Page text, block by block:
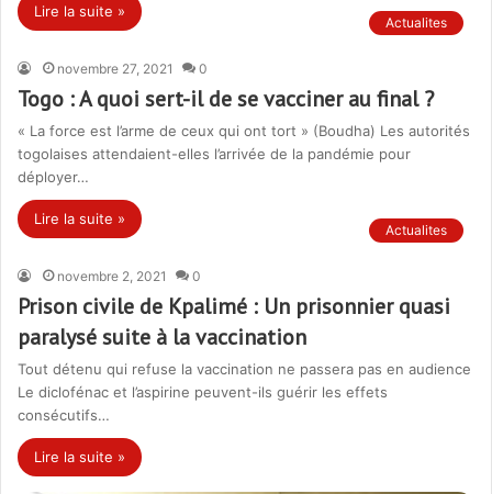
Lire la suite »
Actualites
novembre 27, 2021 0
Togo : A quoi sert-il de se vacciner au final ?
« La force est l’arme de ceux qui ont tort » (Boudha) Les autorités
togolaises attendaient-elles l’arrivée de la pandémie pour
déployer…
Lire la suite »
Actualites
novembre 2, 2021 0
Prison civile de Kpalimé : Un prisonnier quasi
paralysé suite à la vaccination
Tout détenu qui refuse la vaccination ne passera pas en audience
Le diclofénac et l’aspirine peuvent-ils guérir les effets
consécutifs…
Lire la suite »